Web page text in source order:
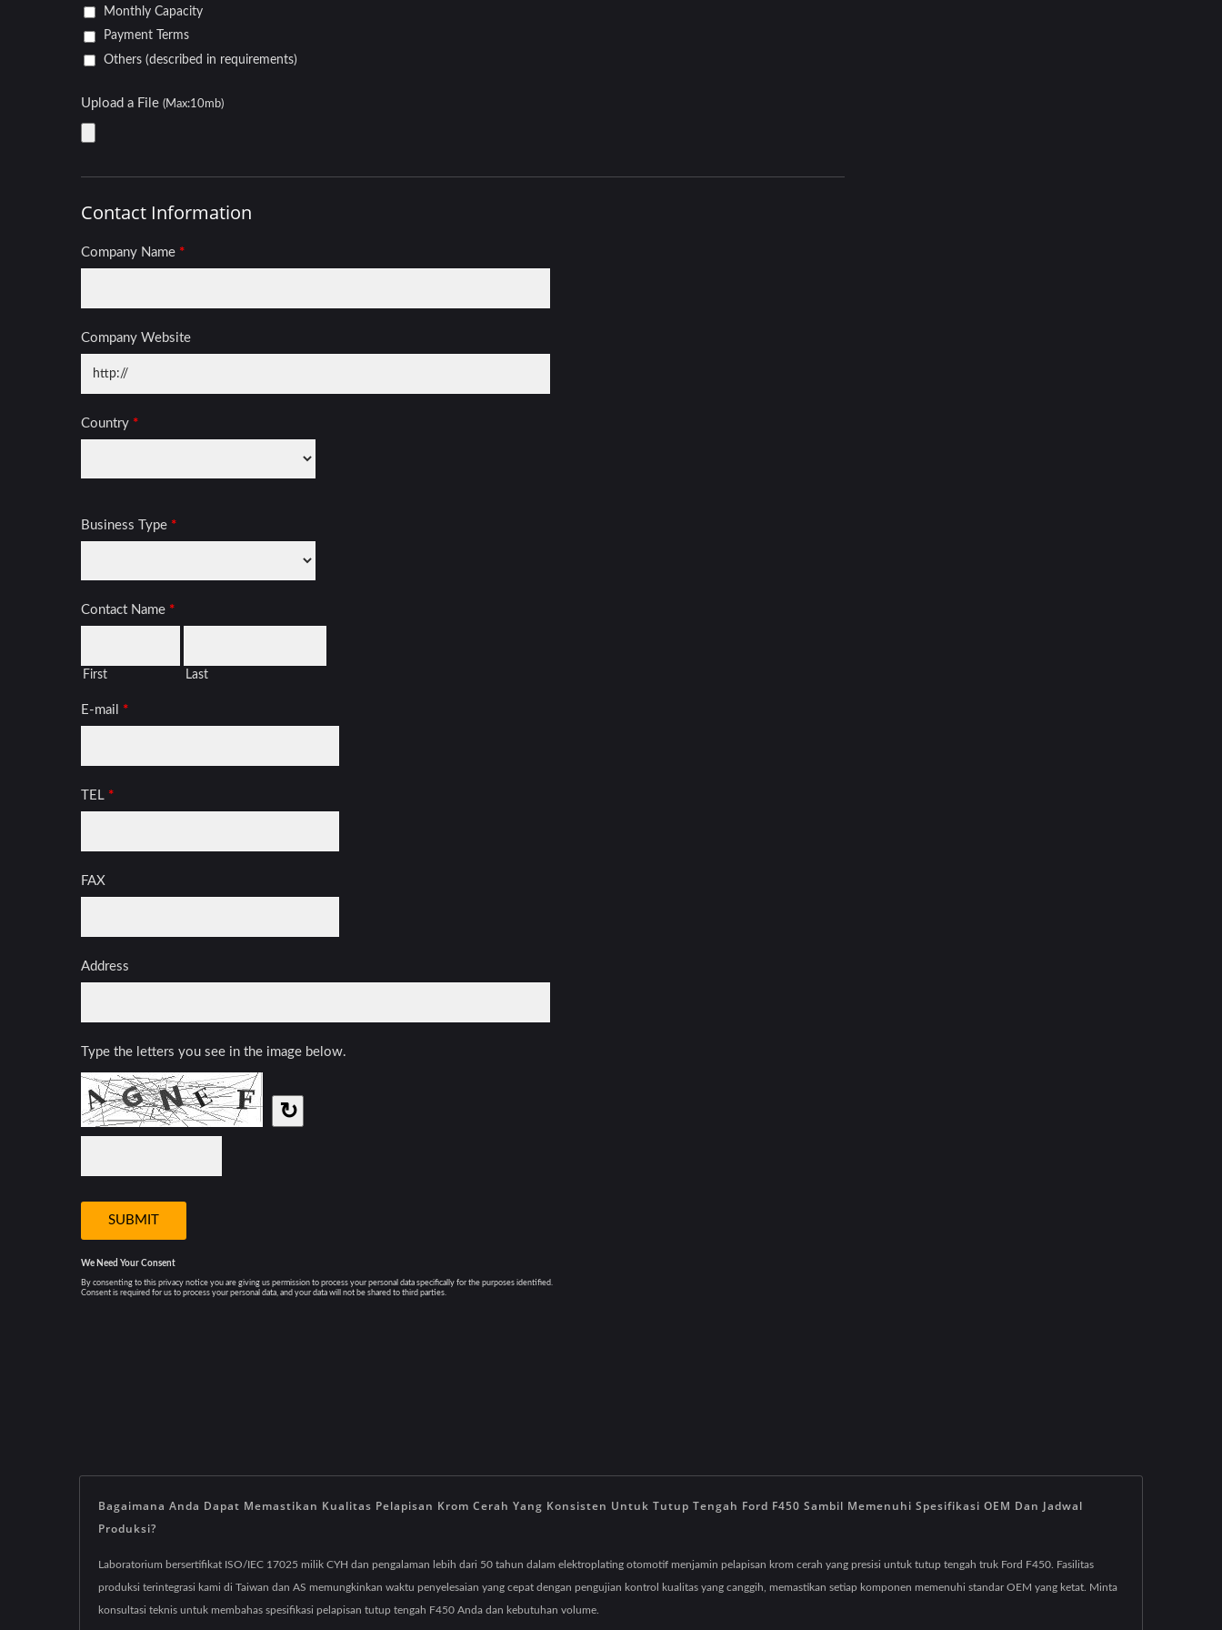
Bagaimana Anda Dapat Memastikan Kualitas Pelapisan Krom Cerah Yang Konsisten Untuk Tutup Tengah Ford F450 Sambil Memenuhi Spesifikasi OEM Dan Jadwal
Produksi?
Laboratorium bersertifikat ISO/IEC 17025 milik CYH dan pengalaman lebih dari 50 tahun dalam elektroplating otomotif menjamin pelapisan krom cerah yang presisi untuk tutup tengah truk Ford F450. Fasilitas
produksi terintegrasi kami di Taiwan dan AS memungkinkan waktu penyelesaian yang cepat dengan pengujian kontrol kualitas yang canggih, memastikan setiap komponen memenuhi standar OEM yang ketat. Minta
konsultasi teknis untuk membahas spesifikasi pelapisan tutup tengah F450 Anda dan kebutuhan volume.